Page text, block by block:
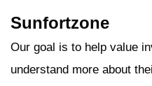
Skip
Sunfortzone
Our goal is to help value
understand more about